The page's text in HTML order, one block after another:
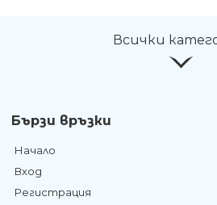
Всички
Бързи връзки
Начало
Вход
Регистрация